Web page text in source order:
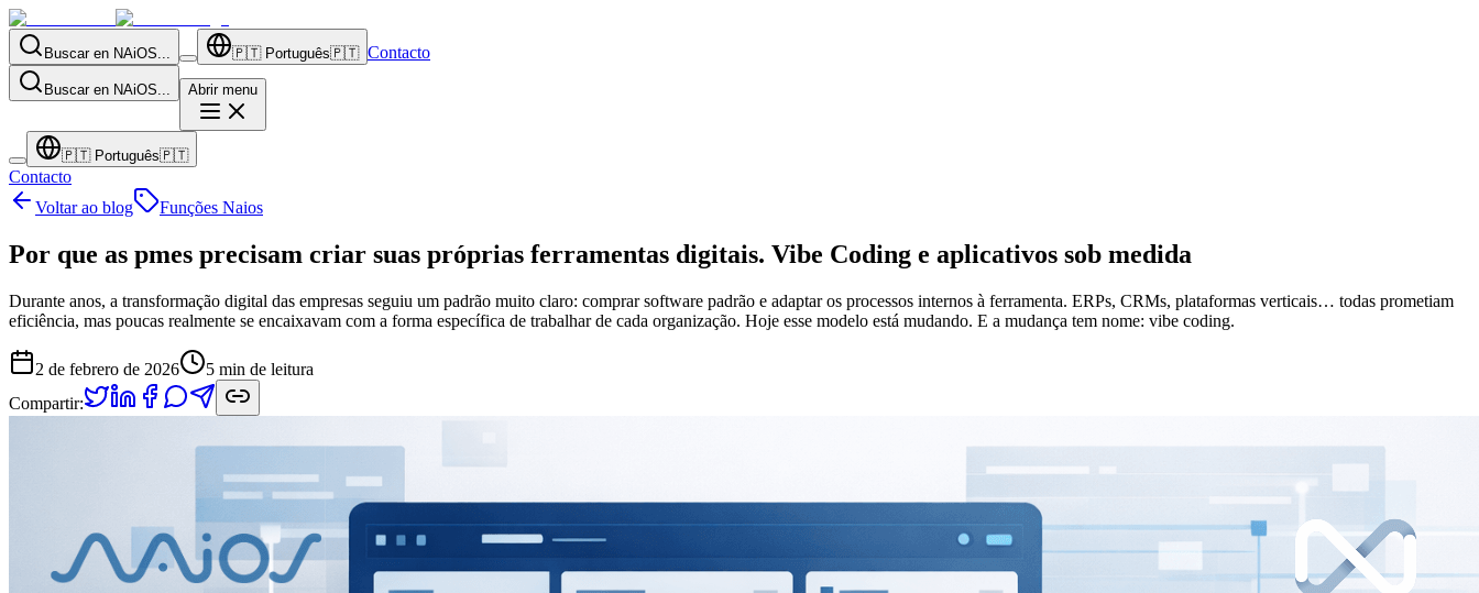
Buscar en NAiOS... 🇵🇹 Português🇵🇹 Contacto
Buscar en NAiOS... Abrir menu
🇵🇹 Português🇵🇹
Contacto
Voltar ao blog
Funções Naios
Por que as pmes precisam criar suas próprias ferramentas digitais. Vibe Coding e aplicativos sob medida
Durante anos, a transformação digital das empresas seguiu um padrão muito claro: comprar software padrão e adaptar os processos internos à ferramenta. ERPs, CRMs, plataformas verticais… todas prometiam
eficiência, mas poucas realmente se encaixavam com a forma específica de trabalhar de cada organização. Hoje esse modelo está mudando. E a mudança tem nome: vibe coding.
2 de febrero de 2026 5 min de leitura
Compartir: